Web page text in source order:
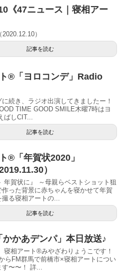
《47ニュース｜寝相アー
）
記事を読む
®︎「ヨロコンデ」Radio
続き、ラジオ出演してきましたー！
TIME GOOD SMILE木曜7時はヨ
ばしCIT...
記事を読む
®︎「年賀状2020」
）
年賀状に』 ～母親らベストショット狙
作った背景に赤ちゃんを寝かせて年賀
撮る寝相アートの...
記事を読む
かかあデンパ」本日放送♪
寝相アート®︎みやざわりょうこです！
らFM群馬で前橋市×寝相アートについ
す〜〜！ 詳...